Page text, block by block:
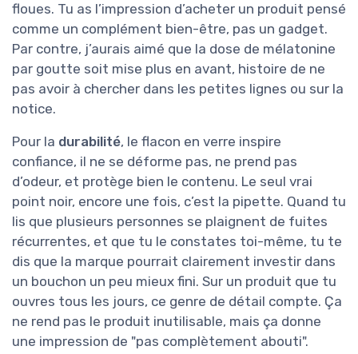
floues. Tu as l’impression d’acheter un produit pensé
comme un complément bien-être, pas un gadget.
Par contre, j’aurais aimé que la dose de mélatonine
par goutte soit mise plus en avant, histoire de ne
pas avoir à chercher dans les petites lignes ou sur la
notice.
Pour la durabilité, le flacon en verre inspire
confiance, il ne se déforme pas, ne prend pas
d’odeur, et protège bien le contenu. Le seul vrai
point noir, encore une fois, c’est la pipette. Quand tu
lis que plusieurs personnes se plaignent de fuites
récurrentes, et que tu le constates toi-même, tu te
dis que la marque pourrait clairement investir dans
un bouchon un peu mieux fini. Sur un produit que tu
ouvres tous les jours, ce genre de détail compte. Ça
ne rend pas le produit inutilisable, mais ça donne
une impression de "pas complètement abouti".